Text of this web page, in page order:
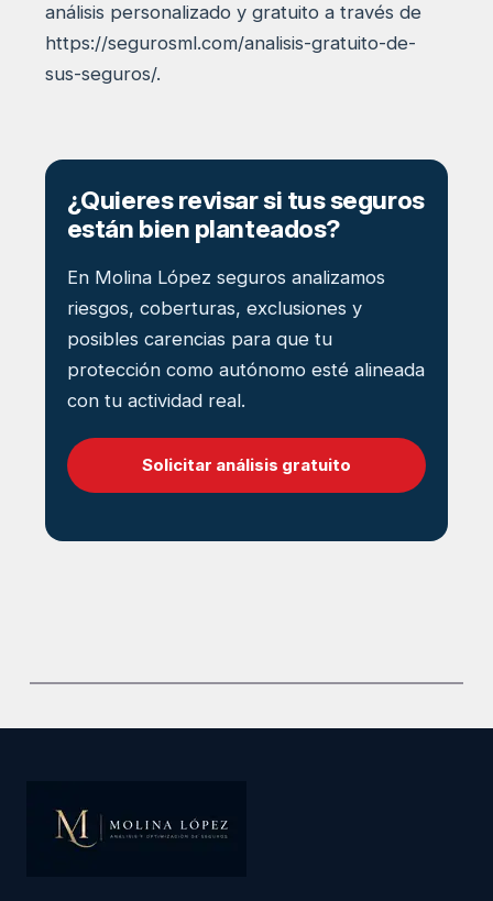
análisis personalizado y gratuito a través de
https://segurosml.com/analisis-gratuito-de-
sus-seguros/.
¿Quieres revisar si tus seguros
están bien planteados?
En Molina López seguros analizamos
riesgos, coberturas, exclusiones y
posibles carencias para que tu
protección como autónomo esté alineada
con tu actividad real.
Solicitar análisis gratuito